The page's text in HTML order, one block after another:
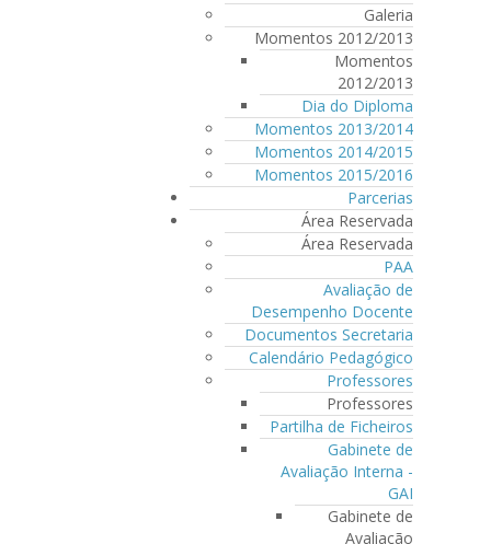
Galeria
Momentos 2012/2013
Momentos
2012/2013
Dia do Diploma
Momentos 2013/2014
Momentos 2014/2015
Momentos 2015/2016
Parcerias
Área Reservada
Área Reservada
PAA
Avaliação de
Desempenho Docente
Documentos Secretaria
Calendário Pedagógico
Professores
Professores
Partilha de Ficheiros
Gabinete de
Avaliação Interna -
GAI
Gabinete de
Avaliação